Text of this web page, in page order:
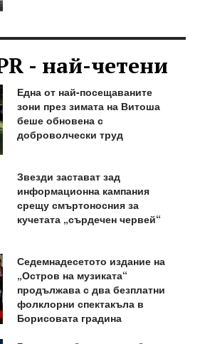
- най-четени
Една от най-посещаваните
зони през зимата на Витоша
беше обновена с
доброволчески труд
Звезди застават зад
информационна кампания
срещу смъртоносния за
кучетата „сърдечен червей“
Седемнадесетото издание на
„Остров на музиката“
продължава с два безплатни
фолклорни спектакъла в
Борисовата градина